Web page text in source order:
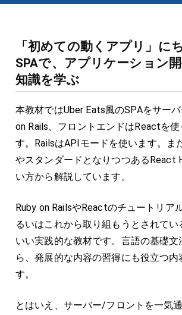
「初めての動くアプリ」に
SPAで、アプリケーション
知識を学ぶ
本教材ではUber Eats風のSPAをサー
on Rails、フロントエンドはReactを使
す。RailsはAPIモードを使います。ま
やスタンダードとなりつつあるReact
い方から解説しています。
Ruby on RailsやReactのチュートリア
るいはこれから取り組もうとされて
いい実践的な教材です。言語の基礎
ら、発展的な内容の習得にも役立つ内
す。
とはいえ、サーバー/フロントを一気